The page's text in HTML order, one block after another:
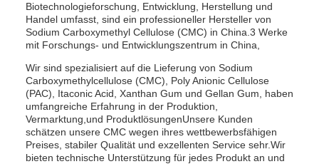
Biotechnologieforschung, Entwicklung, Herstellung und
Handel umfasst, sind ein professioneller Hersteller von
Sodium Carboxymethyl Cellulose (CMC) in China.3 Werke
mit Forschungs- und Entwicklungszentrum in China,
Wir sind spezialisiert auf die Lieferung von Sodium
Carboxymethylcellulose (CMC), Poly Anionic Cellulose
(PAC), Itaconic Acid, Xanthan Gum und Gellan Gum, haben
umfangreiche Erfahrung in der Produktion,
Vermarktung,und ProduktlösungenUnsere Kunden
schätzen unsere CMC wegen ihres wettbewerbsfähigen
Preises, stabiler Qualität und exzellenten Service sehr.Wir
bieten technische Unterstützung für jedes Produkt an und